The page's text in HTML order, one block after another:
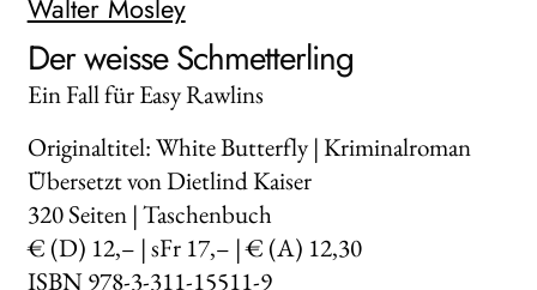
Walter Mosley
Der weisse Schmetterling
Ein Fall für Easy Rawlins
Originaltitel: White Butterfly | Kriminalroman
Übersetzt von Dietlind Kaiser
320Seiten | Taschenbuch
€ (D) 12,– | sFr 17,– | € (A) 12,30
ISBN 978-3-311-15511-9